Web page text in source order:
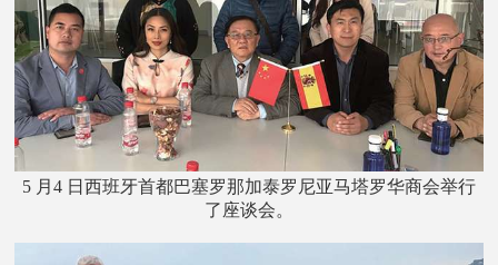
5 月4 日西班牙首都巴塞罗那加泰罗尼亚马塔罗华商会举行
了座谈会。